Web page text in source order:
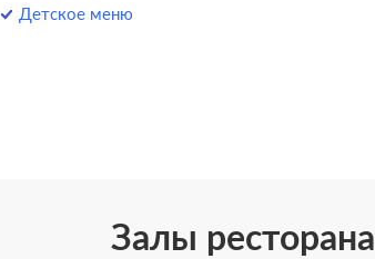
Детское меню
Залы ресторана